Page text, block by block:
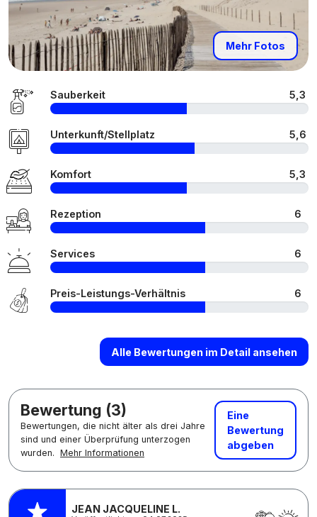
Mehr Fotos
Sauberkeit 5,3
Unterkunft/Stellplatz 5,6
Komfort 5,3
Rezeption 6
Services 6
Preis-Leistungs-Verhältnis 6
Alle Bewertungen im Detail ansehen
Bewertung (3)
Bewertungen, die nicht älter als drei Jahre
sind und einer Überprüfung unterzogen
wurden. Mehr Informationen
Eine
Bewertung
abgeben
JEAN JACQUELINE L.